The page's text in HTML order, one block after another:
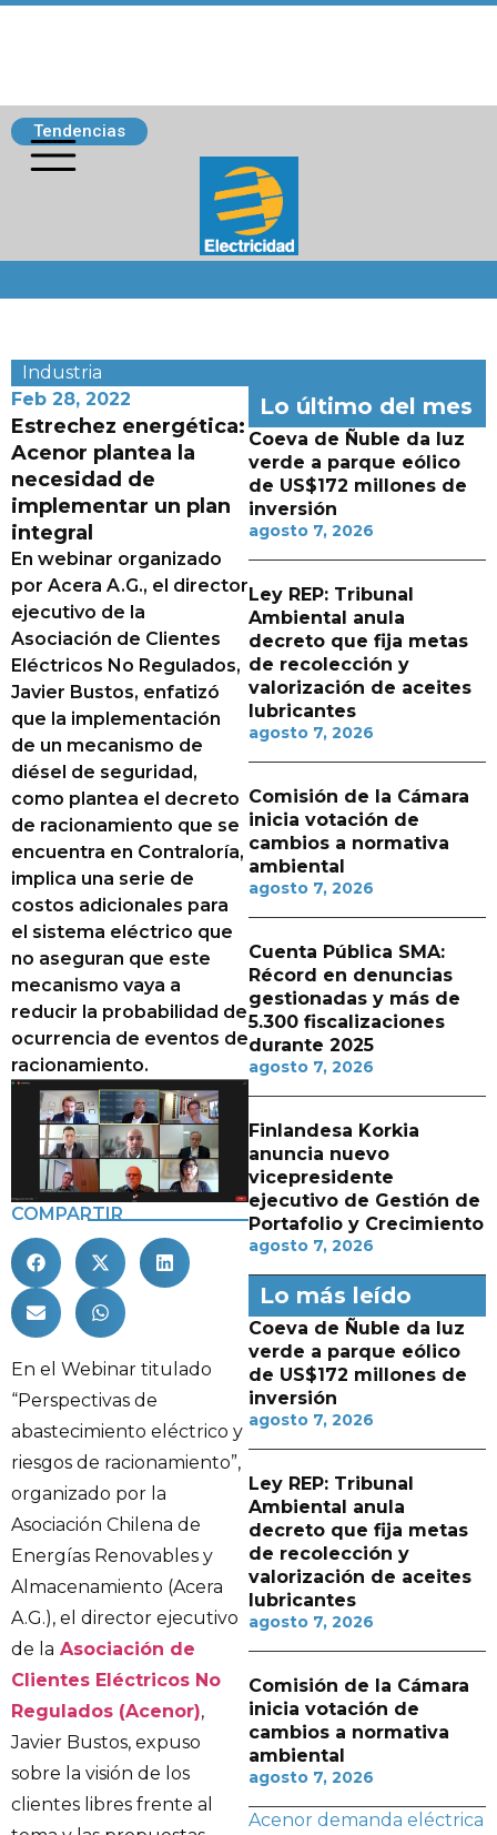
Tendencias
Industria
Feb 28, 2022
Estrechez energética:
Acenor plantea la
necesidad de
implementar un plan
integral
En webinar organizado
por Acera A.G., el director
ejecutivo de la
Asociación de Clientes
Eléctricos No Regulados,
Javier Bustos, enfatizó
que la implementación
de un mecanismo de
diésel de seguridad,
como plantea el decreto
de racionamiento que se
encuentra en Contraloría,
implica una serie de
costos adicionales para
el sistema eléctrico que
no aseguran que este
mecanismo vaya a
reducir la probabilidad de
ocurrencia de eventos de
racionamiento.
COMPARTIR
En el Webinar titulado
“Perspectivas de
abastecimiento eléctrico y
riesgos de racionamiento”,
organizado por la
Asociación Chilena de
Energías Renovables y
Almacenamiento (Acera
A.G.), el director ejecutivo
de la Asociación de
Clientes Eléctricos No
Regulados (Acenor),
Javier Bustos, expuso
sobre la visión de los
clientes libres frente al
Lo último del mes
Coeva de Ñuble da luz
verde a parque eólico
de US$172 millones de
inversión
agosto 7, 2026
Ley REP: Tribunal
Ambiental anula
decreto que fija metas
de recolección y
valorización de aceites
lubricantes
agosto 7, 2026
Comisión de la Cámara
inicia votación de
cambios a normativa
ambiental
agosto 7, 2026
Cuenta Pública SMA:
Récord en denuncias
gestionadas y más de
5.300 fiscalizaciones
durante 2025
agosto 7, 2026
Finlandesa Korkia
anuncia nuevo
vicepresidente
ejecutivo de Gestión de
Portafolio y Crecimiento
agosto 7, 2026
Lo más leído
Coeva de Ñuble da luz
verde a parque eólico
de US$172 millones de
inversión
agosto 7, 2026
Ley REP: Tribunal
Ambiental anula
decreto que fija metas
de recolección y
valorización de aceites
lubricantes
agosto 7, 2026
Comisión de la Cámara
inicia votación de
cambios a normativa
ambiental
agosto 7, 2026
Acenor demanda eléctrica